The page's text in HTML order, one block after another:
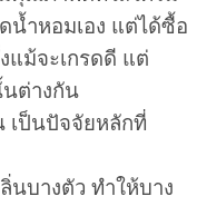
น้ำหอมเอง แต่ได้ซื้อ
แม้จะเกรดดี แต่
ต่างกัน
เป็นปัจจัยหลักที่
นบางตัว ทำให้บาง